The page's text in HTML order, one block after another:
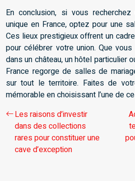
En conclusion, si vous
unique en France, optez pour une
Ces lieux prestigieux offrent un
pour célébrer votre union. Que
dans un château, un hôtel particulier
France regorge de salles de
sur tout le territoire. Faites de
mémorable en choisissant l’une de
Les raisons d’investir
dans des collections
rares pour constituer une
cave d’exception